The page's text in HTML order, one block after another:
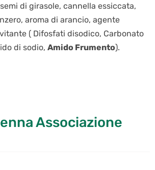
di girasole, cannella essiccata,
aroma di arancio, agente
( Difosfati disodico, Carbonato
di sodio, Amido Frumento).
Associazione